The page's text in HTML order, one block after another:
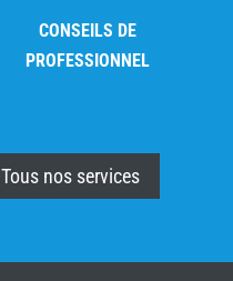
CONSEILS DE
PROFESSIONNEL
Tous nos services